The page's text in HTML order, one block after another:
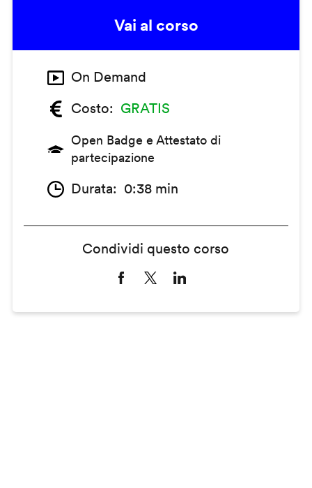
Vai al corso
On Demand
Costo
GRATIS
Open Badge e Attestato di
partecipazione
Durata 0:38 min
Condividi questo corso